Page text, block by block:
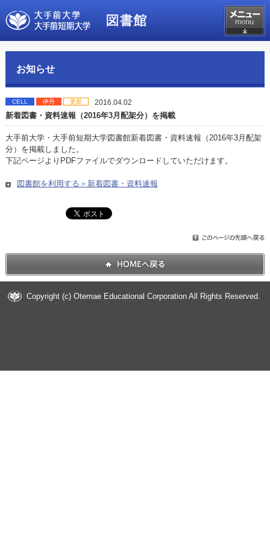
お知らせ
CELL 伊丹 更新 2016.04.02
新着図書・資料速報（2016年3月配架分）を掲載
大手前大学・大手前短期大学図書館新着図書・資料速報（2016年3月配架
分）を掲載しました。
下記ページよりPDFファイルでダウンロードしていただけます。
図書館を利用する＞新着図書・資料速報
Copyright (c) Otemae Educational Corporation All Rights Reserved.